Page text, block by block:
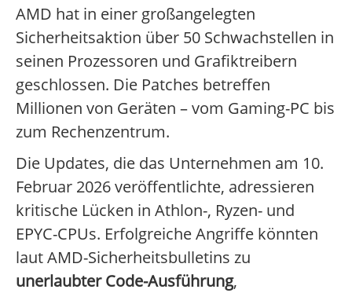
AMD hat in einer großangelegten
Sicherheitsaktion über 50 Schwachstellen in
seinen Prozessoren und Grafiktreibern
geschlossen. Die Patches betreffen
Millionen von Geräten – vom Gaming-PC bis
zum Rechenzentrum.
Die Updates, die das Unternehmen am 10.
Februar 2026 veröffentlichte, adressieren
kritische Lücken in Athlon-, Ryzen- und
EPYC-CPUs. Erfolgreiche Angriffe könnten
laut AMD-Sicherheitsbulletins zu
unerlaubter Code-Ausführung,